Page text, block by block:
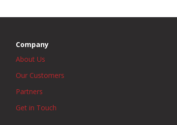
Company
About Us
Our Customers
Partners
Get in Touch